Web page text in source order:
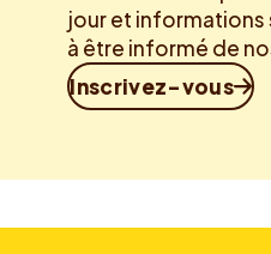
jour et informations
à être informé de
Inscrivez-vous